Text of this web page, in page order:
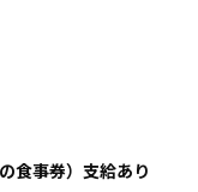
食事券）支給あり